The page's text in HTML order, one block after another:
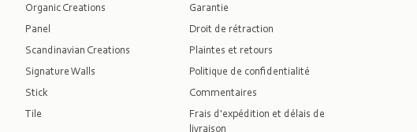
Organic Creations
Panel
Scandinavian Creations
Signature Walls
Stick
Tile
Garantie
Droit de rétraction
Plaintes et retours
Politique de confidentialité
Commentaires
Frais d'expédition et délais de
livraison